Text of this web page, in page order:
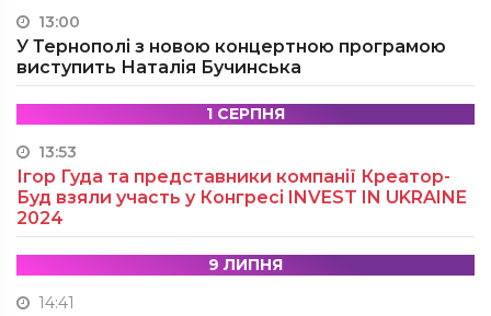
13:00
У Тернополі з новою концертною програмою
виступить Наталія Бучинська
1 СЕРПНЯ
13:53
Ігор Гуда та представники компанії Креатор-
Буд взяли участь у Конгресі INVEST IN UKRAINE
2024
9 ЛИПНЯ
14:41